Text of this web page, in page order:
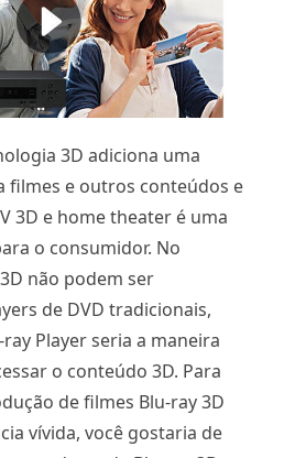
3D adiciona uma
filmes e outros conteúdos e
3D e home theater é uma
o consumidor. No
não podem ser
de DVD tradicionais,
Player seria a maneira
o conteúdo 3D. Para
de filmes Blu-ray 3D
vívida, você gostaria de